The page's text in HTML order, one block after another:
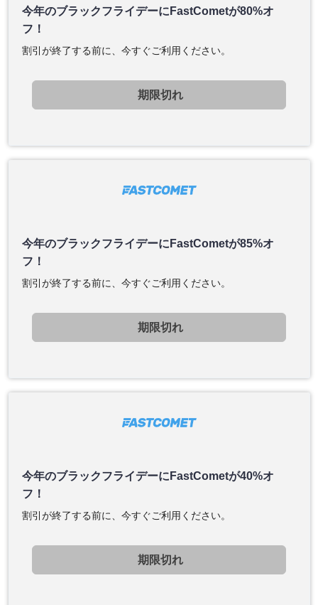
今年のブラックフライデーにFastCometが80%オ
フ！
割引が終了する前に、今すぐご利用ください。
期限切れ
今年のブラックフライデーにFastCometが85%オ
フ！
割引が終了する前に、今すぐご利用ください。
期限切れ
今年のブラックフライデーにFastCometが40%オ
フ！
割引が終了する前に、今すぐご利用ください。
期限切れ